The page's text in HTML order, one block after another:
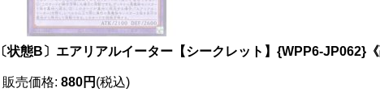
〔状態B〕エアリアルイーター【シークレット】{WPP6-JP062}
販売価格: 880円 (税込)